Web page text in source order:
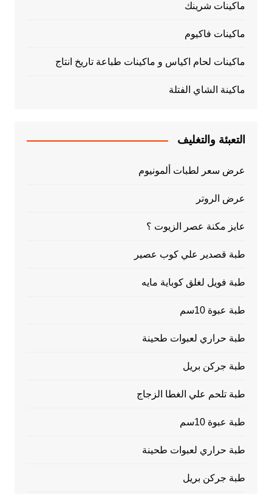
ماكينات شرينك
ماكينات فاكيوم
ماكينات لحام اكياس و ماكينات طباعة تاريخ انتاج
ماكينة الشاي الفتلة
التعبئة والتغليف
عرض سعر لطبات ألمونيوم
عرض الروتر
عايز مكنة عصر الزيوت ؟
طبة قصدير علي كوب عصير
طبة فويل لغلق كوباية مايه
طبة عبوة 10سم
طبة حراري لعبوات طحينة
طبة جركن بريل
طبة تلحم علي الغطا الزجاج
طبة عبوة 10سم
طبة حراري لعبوات طحينة
طبة جركن بريل